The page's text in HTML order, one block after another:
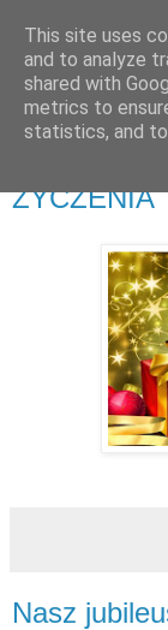
UTW
ŻYCZENIA
Nasz
This site uses
and to analyze
shared with
metrics to
statistics, and